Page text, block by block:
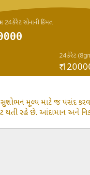
24 કેરેટ
24 કેરેટ સોનાની કિંમત
₹
સુશોભન મૂલ્ય માટે જ પસંદ
થતી રહે છે. આંદામાન અને